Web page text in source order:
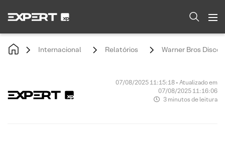
Internacional Relatórios Warner Bros
07/08/2025 11:15:18 • Atualizado em
07/08/2025 11:16:06
3 minutos de leitura